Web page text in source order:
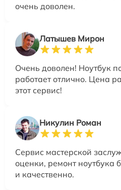
очень доволен.
Латышев Мирон
Очень доволен! Ноутбук
работает отлично. Цена
этот сервис!
Никулин Роман
Сервис мастерской
оценки, ремонт ноутбука
и качественно.